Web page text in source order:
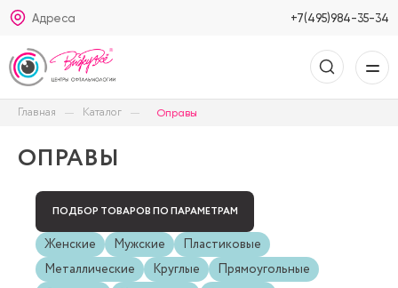
Адреса +7(495)984-35-34
Главная Каталог Оправы
ОПРАВЫ
ПОДБОР ТОВАРОВ ПО ПАРАМЕТРАМ
Женские Мужские
Пластиковые
Металлические
Круглые
Прямоугольные